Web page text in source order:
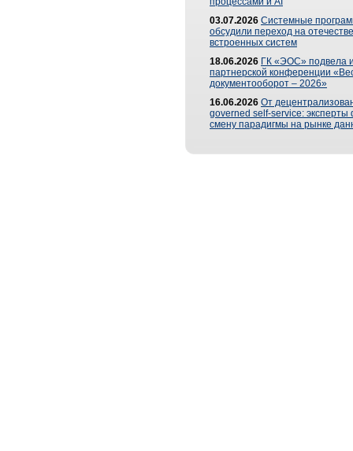
03.07.2026 Системные
обсудили переход на
встроенных систем
18.06.2026 ГК «ЭОС» подвела
партнерской конференции
документооборот – 2026»
16.06.2026 От
governed self-service: эксперты
смену парадигмы на рынке